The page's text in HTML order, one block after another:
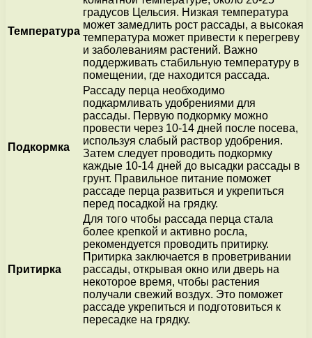
Температура
градусов Цельсия. Низкая температура
может замедлить рост рассады, а высокая
температура может привести к перегреву
и заболеваниям растений. Важно
поддерживать стабильную температуру в
помещении, где находится рассада.
Подкормка
Рассаду перца необходимо
подкармливать удобрениями для
рассады. Первую подкормку можно
провести через 10-14 дней после посева,
используя слабый раствор удобрения.
Затем следует проводить подкормку
каждые 10-14 дней до высадки рассады в
грунт. Правильное питание поможет
рассаде перца развиться и укрепиться
перед посадкой на грядку.
Притирка
Для того чтобы рассада перца стала
более крепкой и активно росла,
рекомендуется проводить притирку.
Притирка заключается в проветривании
рассады, открывая окно или дверь на
некоторое время, чтобы растения
получали свежий воздух. Это поможет
рассаде укрепиться и подготовиться к
пересадке на грядку.